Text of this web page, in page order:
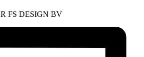
FS DESIGN BV